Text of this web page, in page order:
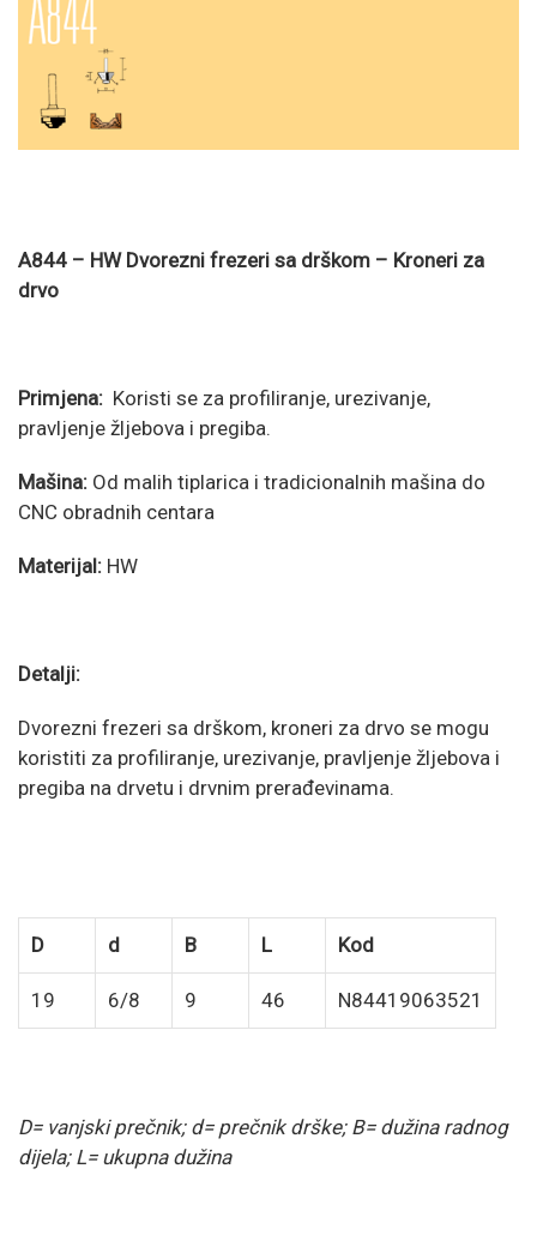
A844 – HW Dvorezni frezeri sa drškom – Kroneri za
drvo
Primjena: Koristi se za profiliranje, urezivanje,
pravljenje žljebova i pregiba.
Mašina: Od malih tiplarica i tradicionalnih mašina do
CNC obradnih centara
Materijal: HW
Detalji:
Dvorezni frezeri sa drškom, kroneri za drvo se mogu
koristiti za profiliranje, urezivanje, pravljenje žljebova i
pregiba na drvetu i drvnim prerađevinama.
D d B L Kod
19 6/8 9 46 N84419063521
D= vanjski prečnik; d= prečnik drške; B= dužina radnog
dijela; L= ukupna dužina